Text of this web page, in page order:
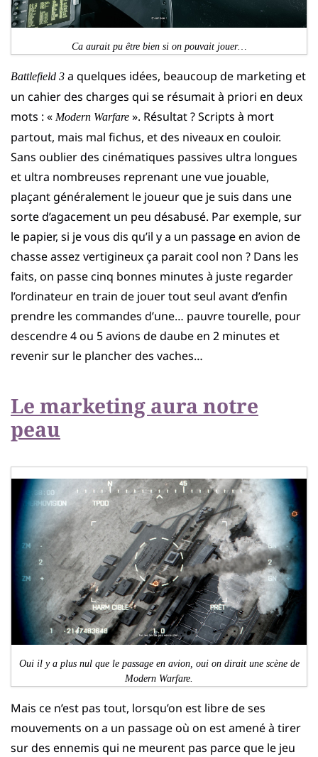
Ca aurait pu être bien si on pouvait jouer…
Battlefield 3 a quelques idées, beaucoup de marketing et
un cahier des charges qui se résumait à priori en deux
mots : « Modern Warfare ». Résultat ? Scripts à mort
partout, mais mal fichus, et des niveaux en couloir.
Sans oublier des cinématiques passives ultra longues
et ultra nombreuses reprenant une vue jouable,
plaçant généralement le joueur que je suis dans une
sorte d’agacement un peu désabusé. Par exemple, sur
le papier, si je vous dis qu’il y a un passage en avion de
chasse assez vertigineux ça parait cool non ? Dans les
faits, on passe cinq bonnes minutes à juste regarder
l’ordinateur en train de jouer tout seul avant d’enfin
prendre les commandes d’une… pauvre tourelle, pour
descendre 4 ou 5 avions de daube en 2 minutes et
revenir sur le plancher des vaches…
Le marketing aura notre
peau
Oui il y a plus nul que le passage en avion, oui on dirait une scène de
Modern Warfare.
Mais ce n’est pas tout, lorsqu’on est libre de ses
mouvements on a un passage où on est amené à tirer
sur des ennemis qui ne meurent pas parce que le jeu